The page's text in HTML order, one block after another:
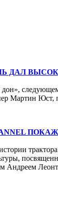
ДАЛ
Мартин Юст,
Андреем